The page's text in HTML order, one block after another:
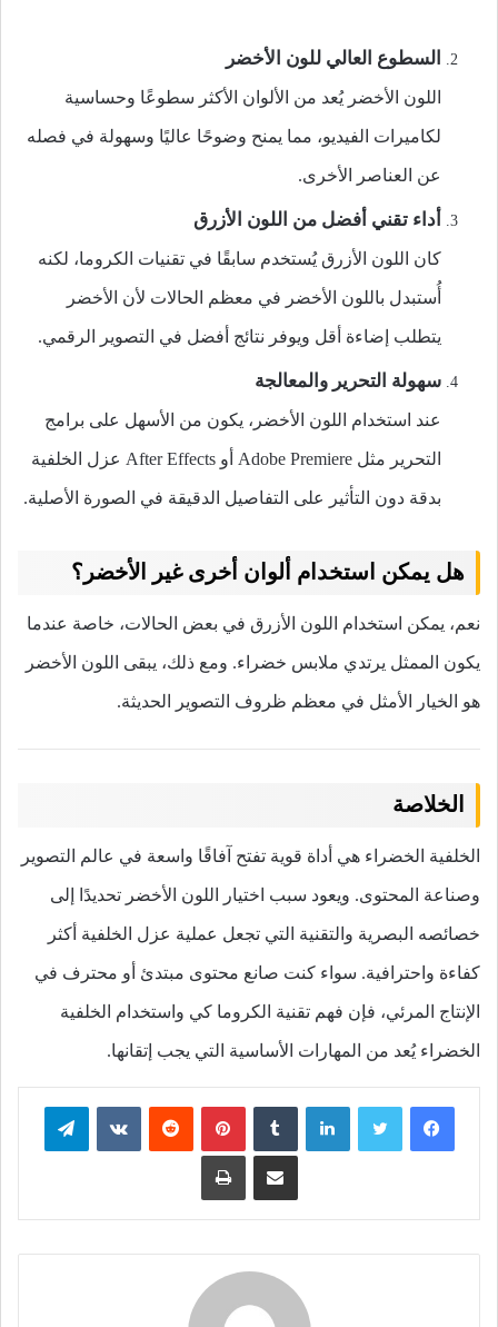
السطوع العالي للون الأخضر
اللون الأخضر يُعد من الألوان الأكثر سطوعًا وحساسية
لكاميرات الفيديو، مما يمنح وضوحًا عاليًا وسهولة في فصله
عن العناصر الأخرى.
أداء تقني أفضل من اللون الأزرق
كان اللون الأزرق يُستخدم سابقًا في تقنيات الكروما، لكنه
أُستبدل باللون الأخضر في معظم الحالات لأن الأخضر
يتطلب إضاءة أقل ويوفر نتائج أفضل في التصوير الرقمي.
سهولة التحرير والمعالجة
عند استخدام اللون الأخضر، يكون من الأسهل على برامج
التحرير مثل Adobe Premiere أو After Effects عزل الخلفية
بدقة دون التأثير على التفاصيل الدقيقة في الصورة الأصلية.
هل يمكن استخدام ألوان أخرى غير الأخضر؟
نعم، يمكن استخدام اللون الأزرق في بعض الحالات، خاصة عندما
يكون الممثل يرتدي ملابس خضراء. ومع ذلك، يبقى اللون الأخضر
هو الخيار الأمثل في معظم ظروف التصوير الحديثة.
الخلاصة
الخلفية الخضراء هي أداة قوية تفتح آفاقًا واسعة في عالم التصوير
وصناعة المحتوى. ويعود سبب اختيار اللون الأخضر تحديدًا إلى
خصائصه البصرية والتقنية التي تجعل عملية عزل الخلفية أكثر
كفاءة واحترافية. سواء كنت صانع محتوى مبتدئ أو محترف في
الإنتاج المرئي، فإن فهم تقنية الكروما كي واستخدام الخلفية
الخضراء يُعد من المهارات الأساسية التي يجب إتقانها.
فيسبوكتويتر لينكدإن ‏Tumblr بينتيريست
‏Reddit
‏VKontakte تيلقرام
مشاركة عبر البريد طباعة